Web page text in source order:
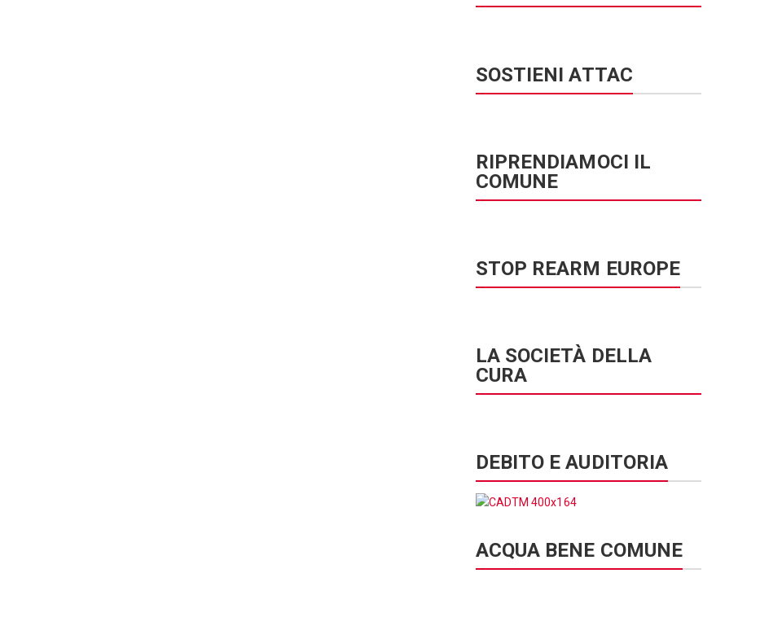
SOSTIENI ATTAC
RIPRENDIAMOCI IL
COMUNE
STOP REARM EUROPE
LA SOCIETÀ DELLA
CURA
DEBITO E AUDITORIA
ACQUA BENE COMUNE